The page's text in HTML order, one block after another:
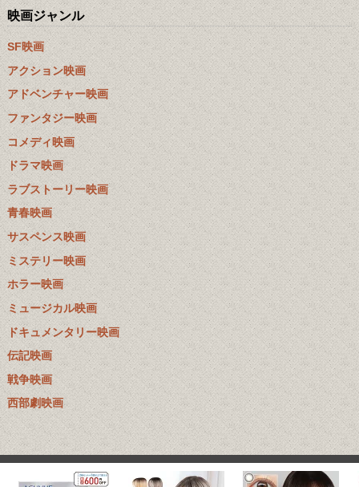
映画ジャンル
SF映画
アクション映画
アドベンチャー映画
ファンタジー映画
コメディ映画
ドラマ映画
ラブストーリー映画
青春映画
サスペンス映画
ミステリー映画
ホラー映画
ミュージカル映画
ドキュメンタリー映画
伝記映画
戦争映画
西部劇映画